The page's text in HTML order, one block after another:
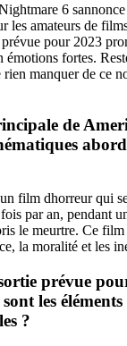
6
les amateurs de
pour 2023
émotions fortes.
manquer de ce
de
film dhorreur qui
par an, pendant
le meurtre. Ce film
la moralité et les
prévue
les
?